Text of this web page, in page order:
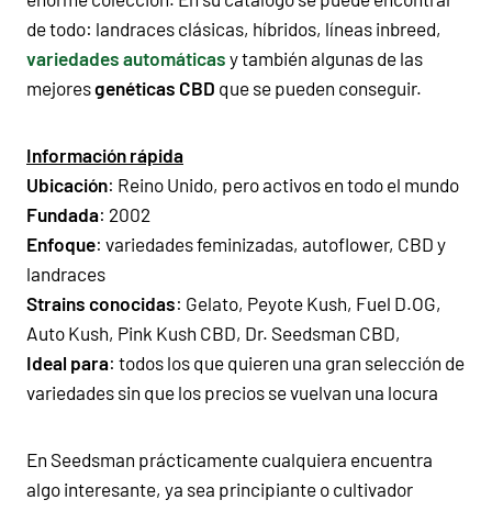
de todo: landraces clásicas, híbridos, líneas inbreed,
variedades automáticas y también algunas de las
mejoresgenéticas CBD que se pueden conseguir.
Información rápida
Ubicación: Reino Unido, pero activos en todo el mundo
Fundada: 2002
Enfoque: variedades feminizadas, autoflower, CBD y
landraces
Strains conocidas: Gelato, Peyote Kush, Fuel D.OG,
Auto Kush, Pink Kush CBD, Dr. Seedsman CBD,
Ideal para: todos los que quieren una gran selección de
variedades sin que los precios se vuelvan una locura
En Seedsman prácticamente cualquiera encuentra
algo interesante, ya sea principiante o cultivador